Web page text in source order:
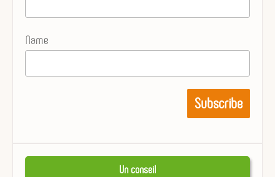
Name
Un conseil